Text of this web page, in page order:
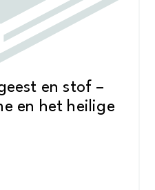
en stof –
en het heilige